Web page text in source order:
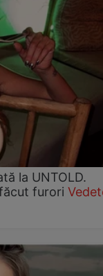
la UNTOLD.
furori